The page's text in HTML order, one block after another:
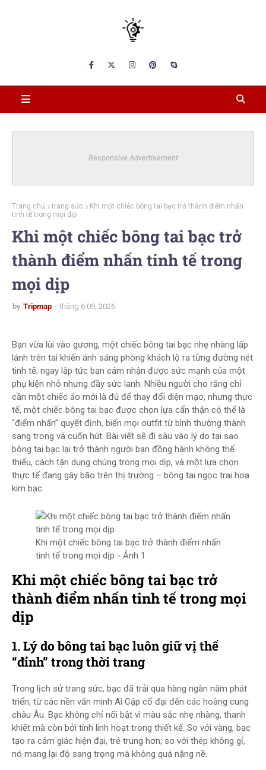
Responsive Advertisement
Trang chủ trang sức
Khi một chiếc bông tai bạc trở thành điểm nhấn
tinh tế trong mọi dịp
Khi một chiếc bông tai bạc trở
thành điểm nhấn tinh tế trong
mọi dịp
by Tripmap tháng 6 09, 2026
Bạn vừa lùi vào gương, một chiếc bông tai bạc nhẹ nhàng lấp
lánh trên tai khiến ánh sáng phòng khách lộ ra từng đường nét
tinh tế; ngay lập tức bạn cảm nhận được sức mạnh của một
phụ kiện nhỏ nhưng đầy sức lanh. Nhiều người cho rằng chỉ
cần một chiếc áo mới là đủ để thay đổi diện mạo, nhưng thực
tế, một chiếc bông tai bạc được chọn lựa cẩn thận có thể là
“điểm nhấn” quyết định, biến mọi outfit từ bình thường thành
sang trọng và cuốn hút. Bài viết sẽ đi sâu vào lý do tại sao
bông tai bạc lại trở thành người bạn đồng hành không thể
thiếu, cách tận dụng chúng trong mọi dịp, và một lựa chọn
thực tế đang gây bão trên thị trường – bông tai ngọc trai hoa
kim bạc.
Khi một chiếc bông tai bạc trở thành điểm nhấn
tinh tế trong mọi dịp - Ảnh 1
Khi một chiếc bông tai bạc trở
thành điểm nhấn tinh tế trong mọi
dịp
1. Lý do bông tai bạc luôn giữ vị thế
“đỉnh” trong thời trang
Trong lịch sử trang sức, bạc đã trải qua hàng ngàn năm phát
triển, từ các nền văn minh Ai Cập cổ đại đến các hoàng cung
châu Âu. Bạc không chỉ nổi bật vì màu sắc nhẹ nhàng, thanh
khiết mà còn bởi tính linh hoạt trong thiết kế. So với vàng, bạc
tạo ra cảm giác hiện đại, trẻ trung hơn; so với thép không gỉ,
nó mang lại độ sang trọng mà không quá nặng nề.